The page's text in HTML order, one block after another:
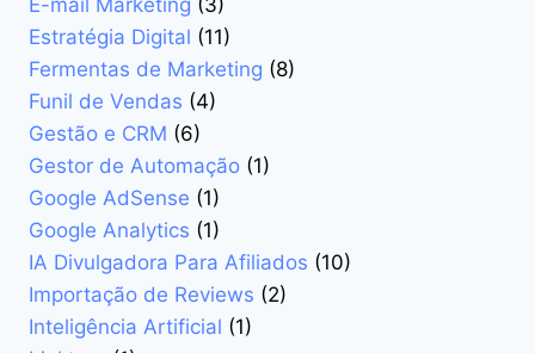
E-mail Marketing (3)
Estratégia Digital (11)
Fermentas de Marketing (8)
Funil de Vendas (4)
Gestão e CRM (6)
Gestor de Automação (1)
Google AdSense (1)
Google Analytics (1)
IA Divulgadora Para Afiliados (10)
Importação de Reviews (2)
Inteligência Artificial (1)